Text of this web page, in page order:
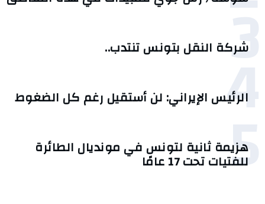
3
شركة النقل بتونس تنتدب..
4
الرئيس الإيراني: لن أستقيل رغم كل الضغوط
5
هزيمة ثانية لتونس في مونديال الطائرة
للفتيات تحت 17 عامًا